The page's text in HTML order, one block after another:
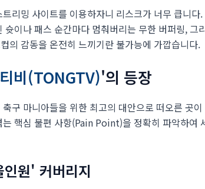
리밍 사이트를 이용하자니 리스크가 너무 큽니다
이나 패스 순간마다 멈춰버리는 무한 버퍼링, 그
의 감동을 온전히 느끼기란 불가능에 가깝습니다.
비(TONGTV)'의 등장
구 마니아들을 위한 최고의 대안으로 떠오른 곳
핵심 불편 사항(Pain Point)을 정확히 파악하여
원' 커버리지